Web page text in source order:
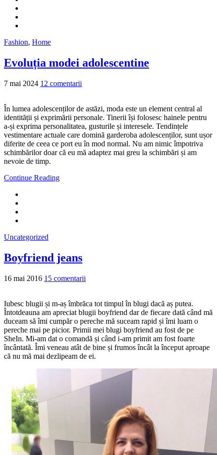
Fashion, Home
Evoluția modei adolescentine
7 mai 2024 12 comentarii
În lumea adolescenților de astăzi, moda este un element central al
identității și exprimării personale. Tinerii își folosesc hainele pentru
a-și exprima personalitatea, gusturile și interesele. Tendințele
vestimentare actuale care domină garderoba adolescenților, sunt ușor
diferite de ceea ce port eu în mod normal. Nu am nimic împotriva
schimbărilor doar că eu mă adaptez mai greu la schimbări și am
nevoie de timp.
Continue Reading
Uncategorized
Boyfriend jeans
16 mai 2016 15 comentarii
Iubesc blugii și m-aș îmbrăca tot timpul în blugi dacă aș putea.
Întotdeauna am apreciat blugii boyfriend dar de fiecare dată când mă
duceam să îmi cumpăr o pereche mă suceam rapid și îmi luam o
pereche mai pe picior. Primii mei blugi boyfriend au fost de pe
SheIn. Mi-am dat o comandă și când i-am primit am fost foarte
încântată. Îmi veneau atât de bine și frumos încât la început aproape
că nu mă mai dezlipeam de ei.